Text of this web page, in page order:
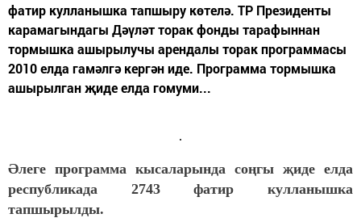
фатир кулланышка тапшыру көтелә. ТР Президенты
карамагындагы Дәүләт торак фонды тарафыннан
тормышка ашырылучы арендалы торак программасы
2010 елда гамәлгә кергән иде. Программа тормышка
ашырылган җиде елда гомуми...
Әлеге программа кысаларында соңгы җиде елда
республикада 2743 фатир кулланышка
тапшырылды.